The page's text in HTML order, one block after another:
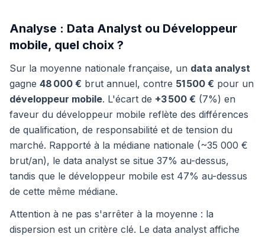
Analyse : Data Analyst ou Développeur
mobile, quel choix ?
Sur la moyenne nationale française, un data analyst
gagne 48 000 € brut annuel, contre 51 500 € pour un
développeur mobile. L'écart de +3 500 € (7%) en
faveur du développeur mobile reflète des différences
de qualification, de responsabilité et de tension du
marché. Rapporté à la médiane nationale (~35 000 €
brut/an), le data analyst se situe 37% au-dessus,
tandis que le développeur mobile est 47% au-dessus
de cette même médiane.
Attention à ne pas s'arrêter à la moyenne : la
dispersion est un critère clé. Le data analyst affiche